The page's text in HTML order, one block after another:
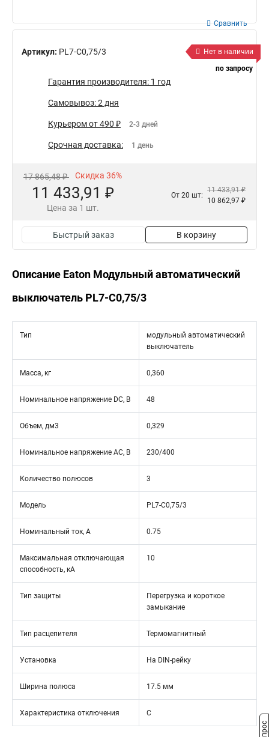
Артикул: PL7-C0,75/3
Сравнить
Нет в наличии
по запросу
Гарантия производителя: 1 год
Самовывоз: 2 дня
Курьером от 490 ₽ 2-3 дней
Срочная доставка: 1 день
17 865,48 ₽ Скидка 36%
11 433,91 ₽
Цена за 1 шт.
От 20 шт:
11 433,91 ₽
10 862,97 ₽
Быстрый заказ В корзину
Описание Eaton Модульный автоматический
выключатель PL7-C0,75/3
Тип
модульный автоматический
выключатель
Масса, кг 0,360
Номинальное напряжение DC, В 48
Объем, дм3 0,329
Номинальное напряжение АС, В 230/400
Количество полюсов 3
Модель PL7-C0,75/3
Номинальный ток, А 0.75
Максимальная отключающая
способность, кА
10
Тип защиты
Перегрузка и короткое
замыкание
Тип расцепителя Термомагнитный
Установка На DIN-рейку
Ширина полюса 17.5 мм
Характеристика отключения C